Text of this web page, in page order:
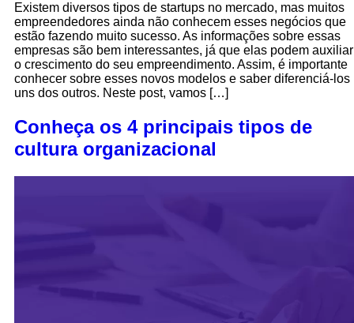
Existem diversos tipos de startups no mercado, mas muitos
empreendedores ainda não conhecem esses negócios que
estão fazendo muito sucesso. As informações sobre essas
empresas são bem interessantes, já que elas podem auxiliar
o crescimento do seu empreendimento. Assim, é importante
conhecer sobre esses novos modelos e saber diferenciá-los
uns dos outros. Neste post, vamos […]
Conheça os 4 principais tipos de
cultura organizacional